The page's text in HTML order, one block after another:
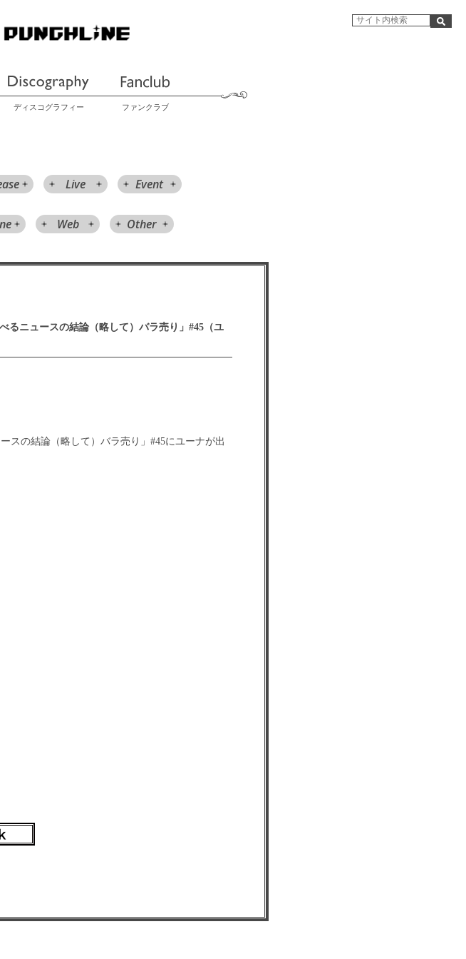
ディスコグラフィー ファンクラブ
Live Event
Web Other
るニュースの結論（略して）バラ売り」#45（ユ
スの結論（略して）バラ売り」#45にユーナが出